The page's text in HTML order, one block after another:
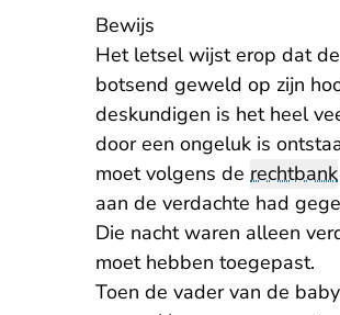
Bewijs
Het letsel wijst erop dat
botsend geweld op zijn
deskundigen is het heel
door een ongeluk is
moet volgens de rechtbank
aan de verdachte had
Die nacht waren alleen
moet hebben toegepast.
Toen de vader van de